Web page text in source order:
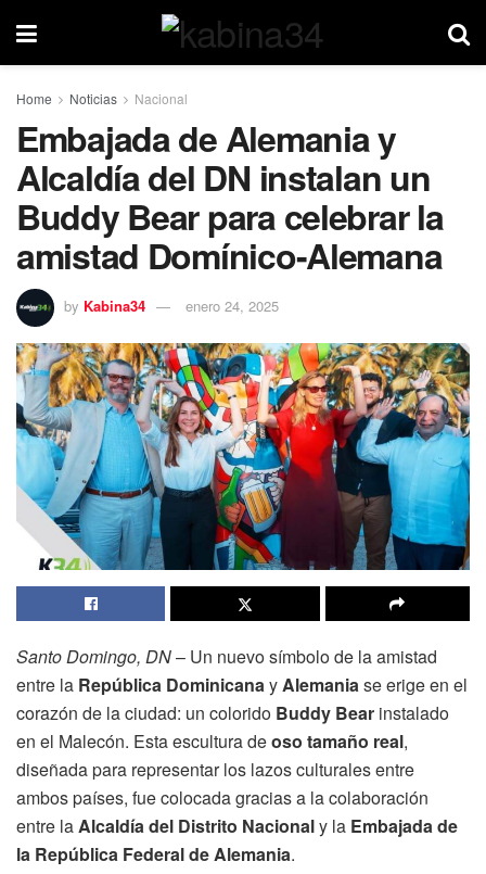
Home Noticias Nacional
Embajada de Alemania y
Alcaldía del DN instalan un
Buddy Bear para celebrar la
amistad Domínico-Alemana
by Kabina34 enero 24, 2025
Santo Domingo, DN– Un nuevo símbolo de la amistad
entre la República DominicanayAlemaniase erige en el
corazón de la ciudad: un colorido Buddy Bear instalado
en el Malecón. Esta escultura deoso tamaño real,
diseñada para representar los lazos culturales entre
ambos países, fue colocada gracias a la colaboración
entre laAlcaldía del Distrito Nacionaly la Embajada de
la República Federal de Alemania.